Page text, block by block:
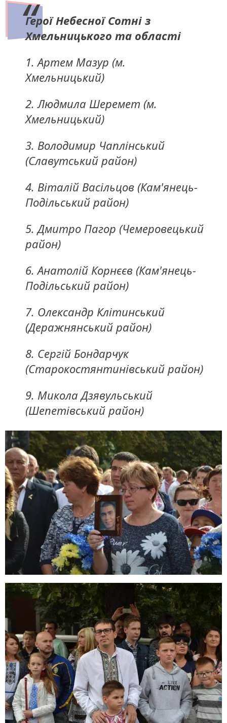
Герої Небесної Сотні з
Хмельницького та області
1. Артем Мазур (м.
Хмельницький)
2. Людмила Шеремет (м.
Хмельницький)
3. Володимир Чаплінський
(Славутський район)
4. Віталій Васільцов (Кам'янець-
Подільський район)
5. Дмитро Пагор (Чемеровецький
район)
6. Анатолій Корнєєв (Кам'янець-
Подільський район)
7. Олександр Клітинський
(Деражнянський район)
8. Сергій Бондарчук
(Старокостянтинівський район)
9. Микола Дзявульський
(Шепетівський район)